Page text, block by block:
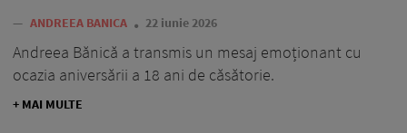
— ANDREEA BANICA 22 iunie 2026
Andreea Bănică a transmis un mesaj emoționant cu
ocazia aniversării a 18 ani de căsătorie.
+ MAI MULTE